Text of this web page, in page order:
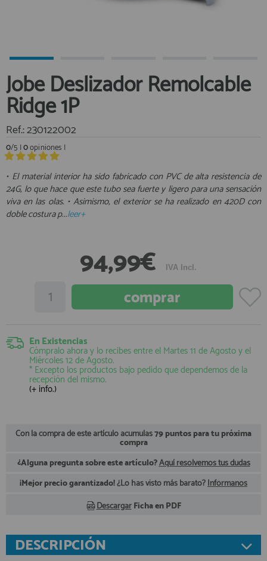
Libros
Mantenimiento y Limpieza
Motonautica
Motores
Navegacion
Neveras y Termos
Seguridad
Vela y Maniobra
Submarinismo
AFILIADOS
INFORMACION
910 60 71 03
910 51 49 87 Solo para
Whatsapp
info@francobordo.com
registro cliente
Área profesionales
Regístrate y aprovecha los descuentos y ventajas de ser
Únete ya a los mas de de 500 Profesionales de la Náutica
registro profesional
Jobe Deslizador Remolcable
Ridge 1P
Ref.: 230122002
0/5 |0opiniones |
• El material interior ha sido fabricado con PVC de alta resistencia de
24G, lo que hace que este tubo sea fuerte y ligero para una sensación
viva en las olas. • Asimismo, el exterior se ha realizado en 420D con
doble costura p...leer+
94,99€ IVA Incl.
En Existencias
Cómpralo ahora y lo recibes entre el Martes 11 de Agostoy el
Miércoles 12 de Agosto.
* Excepto los productos bajo pedido que dependemos de la
recepción del mismo.
(+ info.)
Con la compra de este artículo acumulas79 puntos para tu próxima
compra
¿Alguna pregunta sobre este artículo?Aquí resolvemos tus dudas
¡Mejor precio garantizado!¿Lo has visto más barato?Infórmanos
Descargar Ficha en PDF
DESCRIPCIÓN